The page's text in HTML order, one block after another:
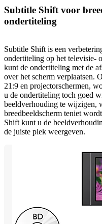
Subtitle Shift voor
ondertiteling
Subtitle Shift is een
ondertiteling op het televisie-
kunt de ondertiteling met de
over het scherm verplaatsen.
21:9 en projectorschermen,
u de ondertiteling toch goed
beeldverhouding te wijzigen,
breedbeeldscherm teniet
Shift kunt u de
de juiste plek weergeven.